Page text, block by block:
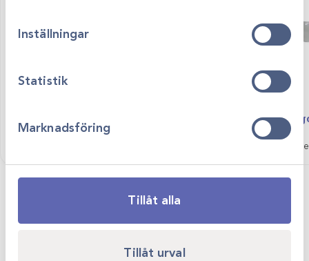
Inställningar
Statistik
Marknadsföring
Tillåt alla
Tillåt urval
Hundkrage transparent
Logga in för att